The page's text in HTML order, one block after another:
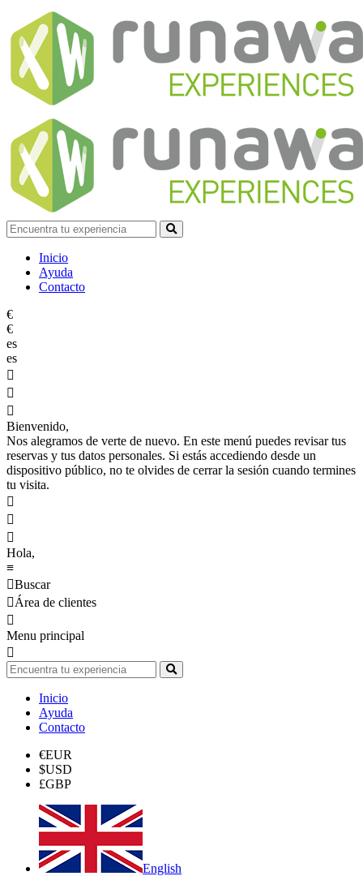
Inicio
Ayuda
Contacto
€
€
es
es



Bienvenido,
Nos alegramos de verte de nuevo. En este menú puedes revisar tus
reservas y tus datos personales. Si estás accediendo desde un
dispositivo público, no te olvides de cerrar la sesión cuando termines
tu visita.



Hola,
≡
Buscar
Área de clientes

Menu principal

Inicio
Ayuda
Contacto
€EUR
$USD
£GBP
English